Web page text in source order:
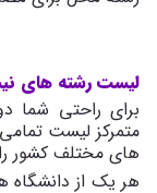
لیست رشته های
برای راحتی شما
متمرکز لیست
های مختلف کشور
هر یک از دانشگاه